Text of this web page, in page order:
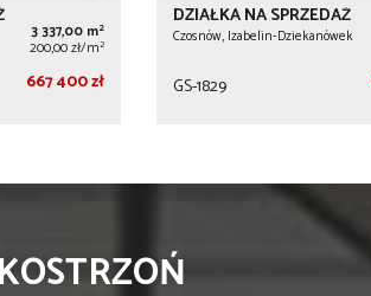
3 337,00 m2
200,00 zł/m2
667 400 zł
DZIAŁKA NA SPRZEDAŻ
Czosnów, Izabelin-Dziekanówek
GS-1829